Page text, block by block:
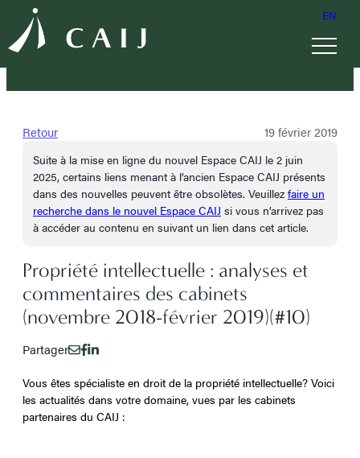
EN
Retour 19 février 2019
Suite à la mise en ligne du nouvel Espace CAIJ le 2 juin
2025, certains liens menant à l’ancien Espace CAIJ présents
dans des nouvelles peuvent être obsolètes. Veuillez faire un
recherche dans le nouvel Espace CAIJ si vous n’arrivez pas
à accéder au contenu en suivant un lien dans cet article.
Propriété intellectuelle : analyses et
commentaires des cabinets
(novembre 2018-février 2019)(#10)
Partager
Vous êtes spécialiste en droit de la propriété intellectuelle? Voici
les actualités dans votre domaine, vues par les cabinets
partenaires du CAIJ :